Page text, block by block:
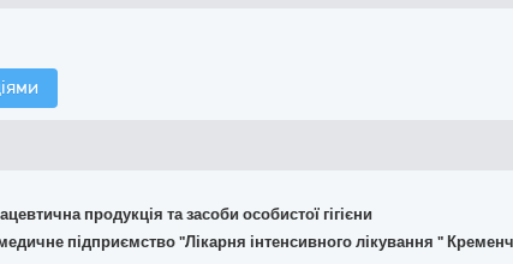
продукція та засоби особистої гігієни
підприємство "Лікарня інтенсивного лікування "